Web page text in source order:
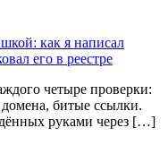
как я написал
его в реестре
четыре проверки:
домена, битые ссылки.
руками через […]